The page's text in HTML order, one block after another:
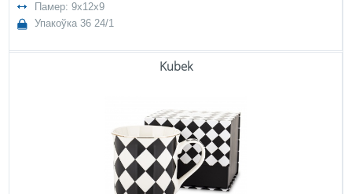
Памер: 9x12x9
Упакоўка 36 24/1
Kubek